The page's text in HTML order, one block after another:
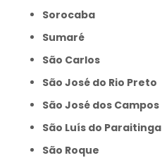
Sorocaba
Sumaré
São Carlos
São José do Rio Preto
São José dos Campos
São Luís do Paraitinga
São Roque